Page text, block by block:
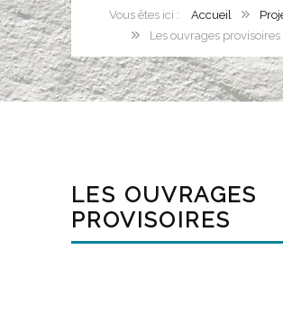
Accueil
Les ouvrages provisoires
LES OUVRAGES
PROVISOIRES